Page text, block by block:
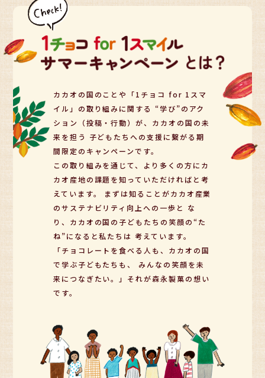
カカオの国のことや「1チョコ for 1スマ
イル」の取り組みに関する “学び”のアク
ション（投稿・行動）が、カカオの国の未
来を担う 子どもたちへの支援に繋がる期
間限定のキャンペーンです。
この取り組みを通じて、より多くの方にカ
カオ産地の課題を知っていただければと考
えています。 まずは知ることがカカオ産業
のサステナビリティ向上への一歩と な
り、カカオの国の子どもたちの笑顔の“た
ね”になると私たちは 考えています。
「チョコレートを⾷べる⼈も、カカオの国
で学ぶ⼦どもたちも、
みんなの笑顔を未
来につなぎたい。」それが森永製菓の想い
です。